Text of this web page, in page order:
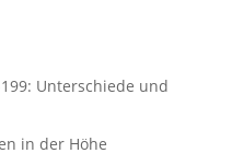
199: Unterschiede und
in der Höhe